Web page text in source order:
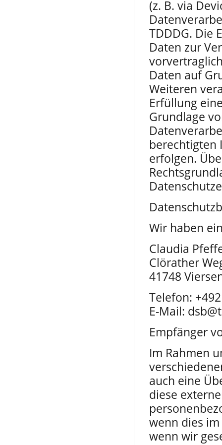
(z. B. via
TDDDG. Die
Daten zur
Daten auf
Weiteren
Erfüllung
Grundlage
berechtigten
erfolgen.
Wir haben
Claudia
Clörather
41748
Telefon:
E-Mail:
Empfänger
Im Rahmen
auch eine
diese
wenn dies
wenn wir